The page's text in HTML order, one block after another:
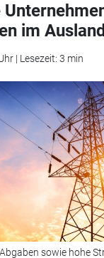
im Ausland
| Lesezeit: 3 min
sowie hohe